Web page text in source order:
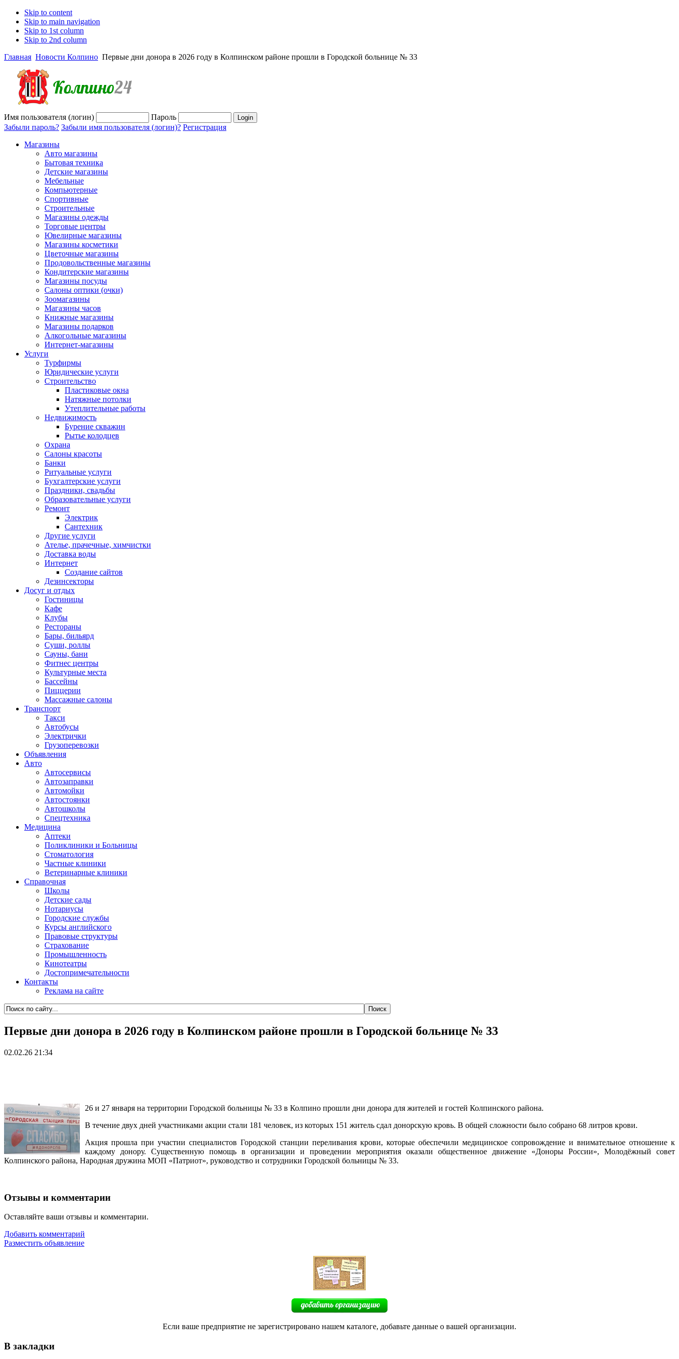
Skip to content
Skip to main navigation
Skip to 1st column
Skip to 2nd column
Главная Новости Колпино Первые дни донора в 2026 году в Колпинском районе прошли в Городской больнице № 33
Имя пользователя (логин)
Пароль
Забыли пароль? Забыли имя пользователя (логин)? Регистрация
Магазины
Авто магазины
Бытовая техника
Детские магазины
Мебельные
Компьютерные
Спортивные
Строительные
Магазины одежды
Торговые центры
Ювелирные магазины
Магазины косметики
Цветочные магазины
Продовольственные магазины
Кондитерские магазины
Магазины посуды
Салоны оптики (очки)
Зоомагазины
Магазины часов
Книжные магазины
Магазины подарков
Алкогольные магазины
Интернет-магазины
Услуги
Турфирмы
Юридические услуги
Строительство
Пластиковые окна
Натяжные потолки
Утеплительные работы
Недвижимость
Бурение скважин
Рытье колодцев
Охрана
Салоны красоты
Банки
Ритуальные услуги
Бухгалтерские услуги
Праздники, свадьбы
Образовательные услуги
Ремонт
Электрик
Сантехник
Другие услуги
Ателье, прачечные, химчистки
Доставка воды
Интернет
Создание сайтов
Дезинсекторы
Досуг и отдых
Гостиницы
Кафе
Клубы
Рестораны
Бары, бильярд
Суши, роллы
Сауны, бани
Фитнес центры
Культурные места
Бассейны
Пиццерии
Массажные салоны
Транспорт
Такси
Автобусы
Электрички
Грузоперевозки
Объявления
Авто
Автосервисы
Автозаправки
Автомойки
Автостоянки
Автошколы
Спецтехника
Медицина
Аптеки
Поликлиники и Больницы
Стоматология
Частные клиники
Ветеринарные клиники
Справочная
Школы
Детские сады
Нотариусы
Городские службы
Курсы английского
Правовые структуры
Страхование
Промышленность
Кинотеатры
Достопримечательности
Контакты
Реклама на сайте
Первые дни донора в 2026 году в Колпинском районе прошли в Городской больнице № 33
02.02.26 21:34
26 и 27 января на территории Городской больницы № 33 в Колпино прошли дни донора для жителей и гостей Колпинского района.
В течение двух дней участниками акции стали 181 человек, из которых 151 житель сдал донорскую кровь. В общей сложности было собрано 68 литров крови.
Акция прошла при участии специалистов Городской станции переливания крови, которые обеспечили медицинское сопровождение и внимательное отношение к
каждому донору. Существенную помощь в организации и проведении мероприятия оказали общественное движение «Доноры России», Молодёжный совет
Колпинского района, Народная дружина МОП «Патриот», руководство и сотрудники Городской больницы № 33.
Отзывы и комментарии
Оставляйте ваши отзывы и комментарии.
Добавить комментарий
Разместить объявление
Если ваше предприятие не зарегистрировано нашем каталоге, добавьте данные о вашей организации.
В закладки